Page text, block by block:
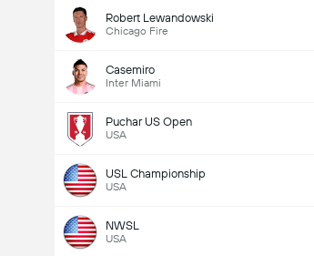
Robert Lewandowski
Chicago Fire
Casemiro
Inter Miami
Puchar US Open
USA
USL Championship
USA
NWSL
USA